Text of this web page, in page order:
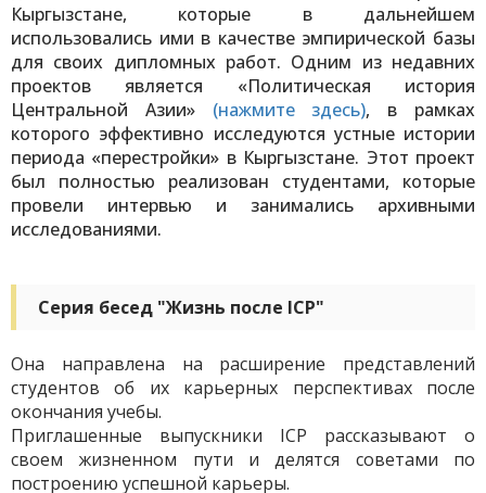
Кыргызстане, которые в дальнейшем
использовались ими в качестве эмпирической базы
для своих дипломных работ. Одним из недавних
проектов является «Политическая история
Центральной Азии» (нажмите здесь), в рамках
которого эффективно исследуются устные истории
периода «перестройки» в Кыргызстане. Этот проект
был полностью реализован студентами, которые
провели интервью и занимались архивными
исследованиями.
Серия бесед "Жизнь после ICP"
Она направлена на расширение представлений
студентов об их карьерных перспективах после
окончания учебы.
Приглашенные выпускники ICP рассказывают о
своем жизненном пути и делятся советами по
построению успешной карьеры.